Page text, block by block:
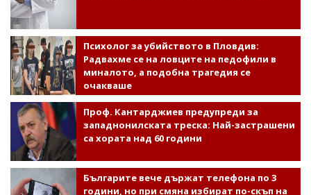
Психолог за убийството в Пловдив:
Радвахме се на ловците на педофили в
миналото, а подобна трагедия се
очакваше
Проф. Кантарджиев предупреди за
западнонилската треска: Най-застрашени
са хората над 60 години
Българите вече държат телефона по 3
години, но при смяна избират по-скъп на